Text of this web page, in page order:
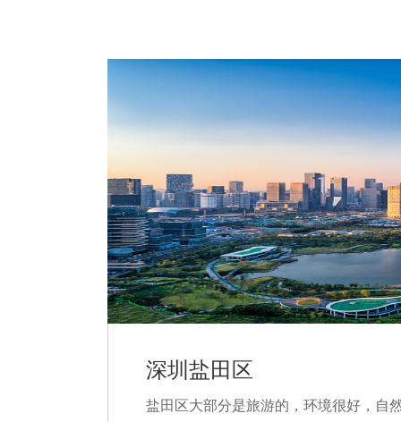
深圳盐田区
盐田区大部分是旅游的，环境很好，自